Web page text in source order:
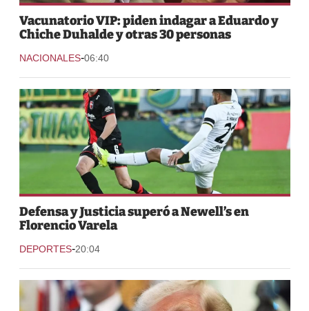
Vacunatorio VIP: piden indagar a Eduardo y
Chiche Duhalde y otras 30 personas
NACIONALES-06:40
Defensa y Justicia superó a Newell’s en
Florencio Varela
DEPORTES-20:04